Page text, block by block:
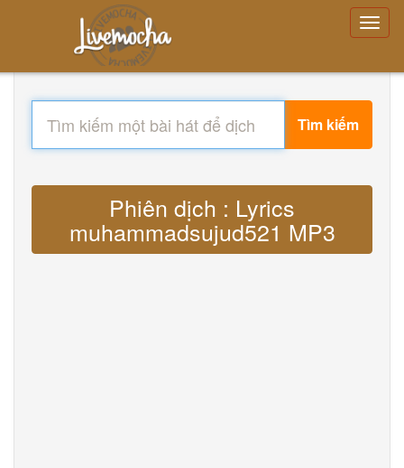
Tìm kiếm
Phiên dịch : Lyrics
muhammadsujud521 MP3